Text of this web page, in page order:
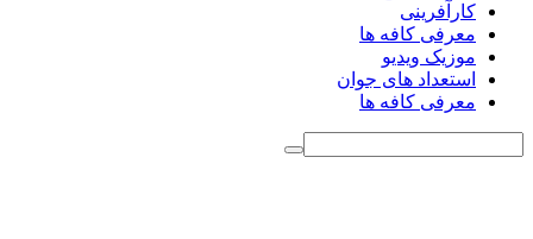
کارآفرینی
معرفی کافه ها
موزیک ویدیو
استعداد های جوان
معرفی کافه ها